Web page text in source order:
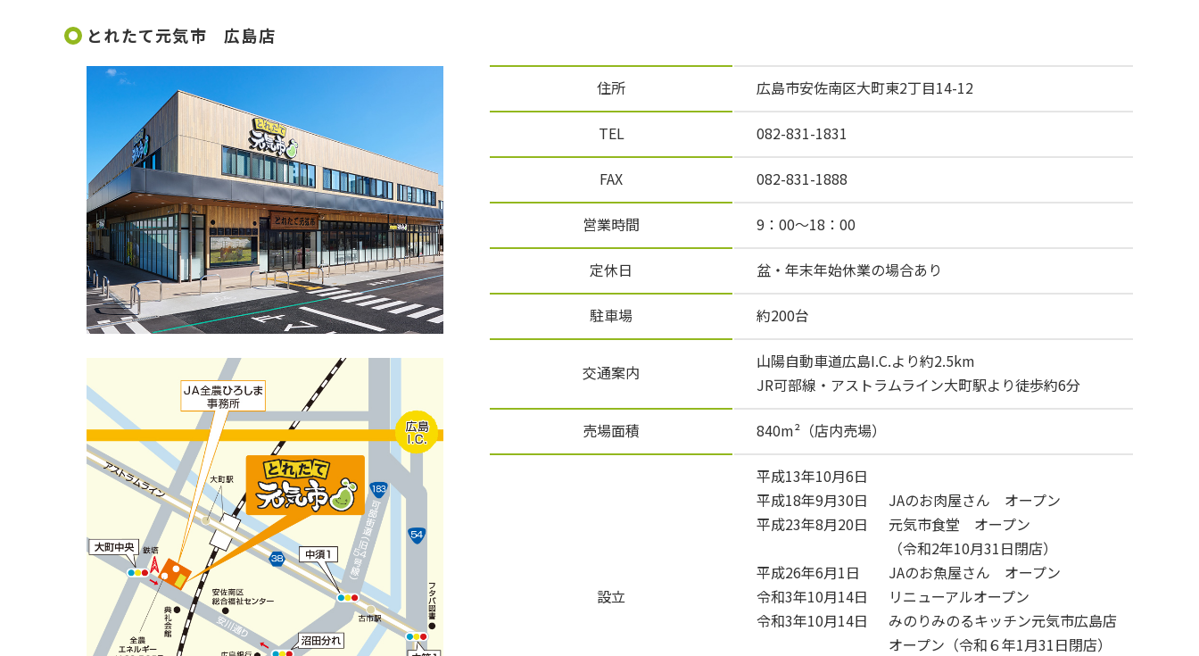
とれたて元気市 広島店
住所 広島市安佐南区大町東2丁目14-12
TEL 082-831-1831
FAX 082-831-1888
営業時間 9：00～18：00
定休日 盆・年末年始休業の場合あり
駐車場 約200台
交通案内
山陽自動車道広島I.C.より約2.5km
JR可部線・アストラムライン大町駅より徒歩約6分
売場面積 840m²（店内売場）
設立
平成13年10月6日
平成18年9月30日
JAのお肉屋さん オープン
平成23年8月20日
元気市食堂 オープン
（令和2年10月31日閉店）
平成26年6月1日
JAのお魚屋さん オープン
令和3年10月14日
リニューアルオープン
令和3年10月14日
みのりみのるキッチン元気市広島店
オープン（令和６年1月31日閉店）